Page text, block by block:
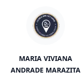
MARIA VIVIANA
ANDRADE MARAZITA